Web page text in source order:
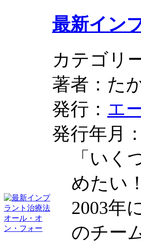
最新イン
カテゴリ
著者：た
発行： エ
発行年月
「い
めたい
2003年
のチー